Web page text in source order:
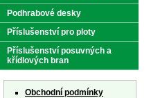
Podhrabové desky
Příslušenství pro ploty
Příslušenství posuvných a
křídlových bran
Obchodní podmínky